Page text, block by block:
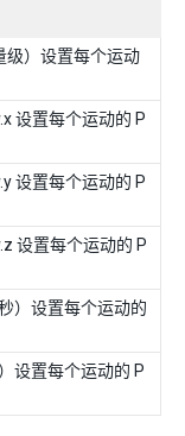
级）设置每个运动
设置每个运动的 P
设置每个运动的 P
设置每个运动的 P
）设置每个运动的
设置每个运动的 P